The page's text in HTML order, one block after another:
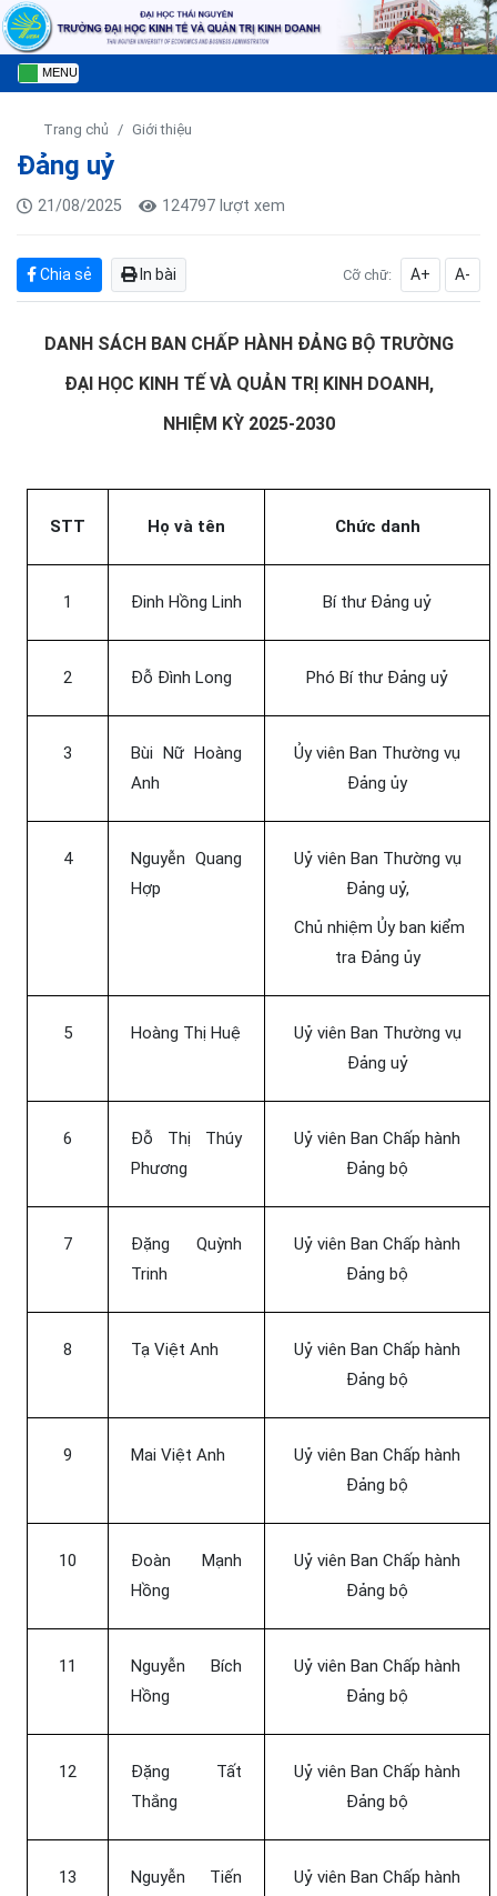
MENU
Trang chủ Giới thiệu
Đảng uỷ
21/08/2025 124797 lượt xem
Chia sẻ In bài Cỡ chữ: A+ A-
DANH SÁCH BAN CHẤP HÀNH ĐẢNG BỘ TRƯỜNG
ĐẠI HỌC KINH TẾ VÀ QUẢN TRỊ KINH DOANH,
NHIỆM KỲ 2025-2030
STT Họ và tên Chức danh
1 Đinh Hồng Linh Bí thư Đảng uỷ
2 Đỗ Đình Long Phó Bí thư Đảng uỷ
3
Bùi Nữ Hoàng
Anh
Ủy viên Ban Thường vụ
Đảng ủy
4
Nguyễn Quang
Hợp
Uỷ viên Ban Thường vụ
Đảng uỷ,
Chủ nhiệm Ủy ban kiểm
tra Đảng ủy
5 Hoàng Thị Huệ
Uỷ viên Ban Thường vụ
Đảng uỷ
6
Đỗ Thị Thúy
Phương
Uỷ viên Ban Chấp hành
Đảng bộ
7
Đặng Quỳnh
Trinh
Uỷ viên Ban Chấp hành
Đảng bộ
8 Tạ Việt Anh
Uỷ viên Ban Chấp hành
Đảng bộ
9 Mai Việt Anh
Uỷ viên Ban Chấp hành
Đảng bộ
10
Đoàn Mạnh
Hồng
Uỷ viên Ban Chấp hành
Đảng bộ
11
Nguyễn Bích
Hồng
Uỷ viên Ban Chấp hành
Đảng bộ
12
Đặng Tất
Thắng
Uỷ viên Ban Chấp hành
Đảng bộ
13
Nguyễn Tiến
Uỷ viên Ban Chấp hành